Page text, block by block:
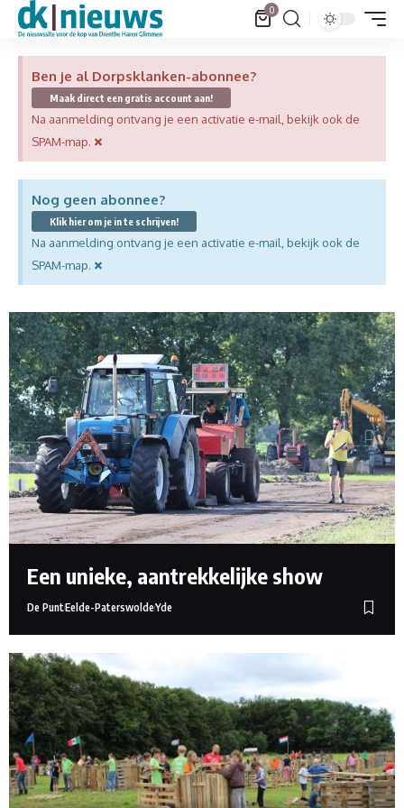
0
Ben je al Dorpsklanken-abonnee?
Maak direct een gratis account aan!
Na aanmelding ontvang je een activatie e-mail, bekijk ook de
SPAM-map. ×
Nog geen abonnee?
Klik hier om je in te schrijven!
Na aanmelding ontvang je een activatie e-mail, bekijk ook de
SPAM-map. ×
Een unieke, aantrekkelijke show
De PuntEelde-PaterswoldeYde